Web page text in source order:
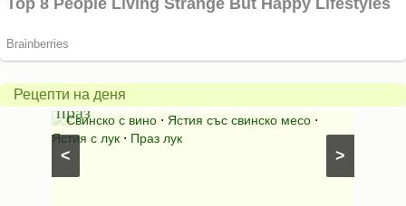
Рецепти на деня
>
<
Свинско
с
праз
Свинско с вино ⋅ Ястия със свинско месо ⋅
Ястия с лук ⋅ Праз лук
с
яйца